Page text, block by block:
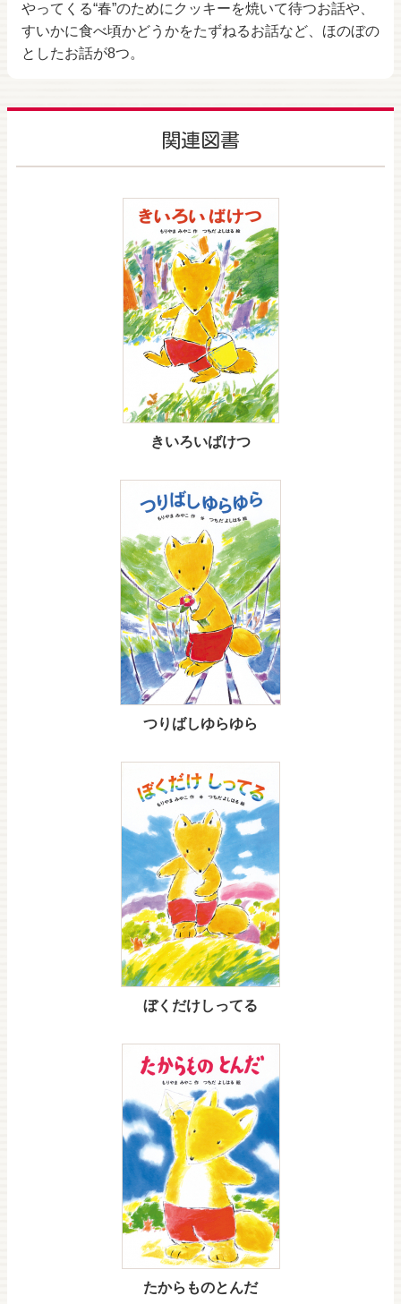
やってくる“春”のためにクッキーを焼いて待つお話や、
すいかに食べ頃かどうかをたずねるお話など、ほのぼの
としたお話が8つ。
関連図書
きいろいばけつ
つりばしゆらゆら
ぼくだけしってる
たからものとんだ